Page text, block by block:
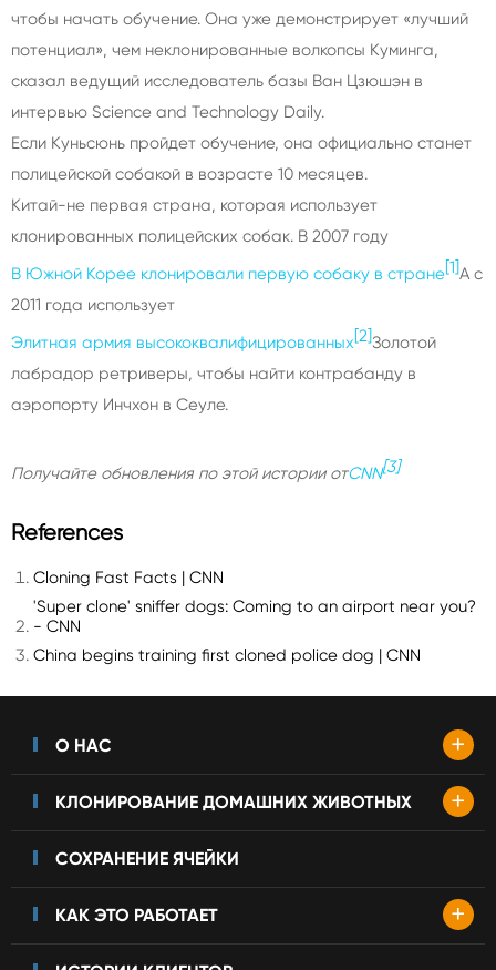
чтобы начать обучение. Она уже демонстрирует «лучший
потенциал», чем неклонированные волкопсы Куминга,
сказал ведущий исследователь базы Ван Цзюшэн в
интервью Science and Technology Daily.
Если Куньсюнь пройдет обучение, она официально станет
полицейской собакой в возрасте 10 месяцев.
Китай-не первая страна, которая использует
клонированных полицейских собак. В 2007 году
В Южной Корее клонировали первую собаку в стране[1]А с
2011 года использует
Элитная армия высококвалифицированных[2]Золотой
лабрадор ретриверы, чтобы найти контрабанду в
аэропорту Инчхон в Сеуле.
Получайте обновления по этой истории отCNN[3]
References
Cloning Fast Facts | CNN
'Super clone' sniffer dogs: Coming to an airport near you?
- CNN
China begins training first cloned police dog | CNN
О НАС +
КЛОНИРОВАНИЕ ДОМАШНИХ ЖИВОТНЫХ +
СОХРАНЕНИЕ ЯЧЕЙКИ
КАК ЭТО РАБОТАЕТ +